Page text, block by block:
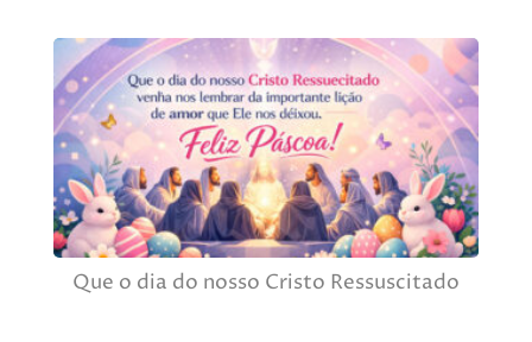
Que o dia do nosso Cristo Ressuscitado